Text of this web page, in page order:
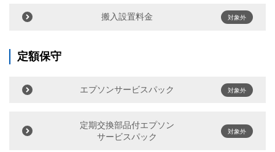
搬入設置料金 対象外
定額保守
エプソンサービスパック 対象外
定期交換部品付エプソン
サービスパック
対象外